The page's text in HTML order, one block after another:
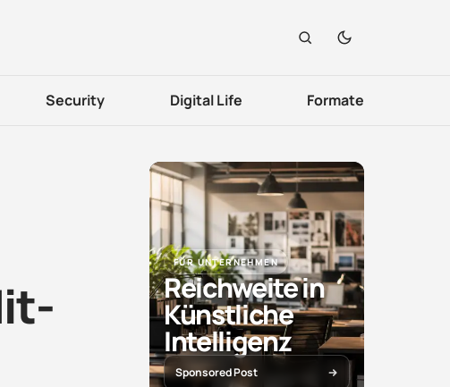
Security Digital Life Formate
FÜR UNTERNEHMEN
Reichweite in
Künstliche
Intelligenz
Sponsored Post